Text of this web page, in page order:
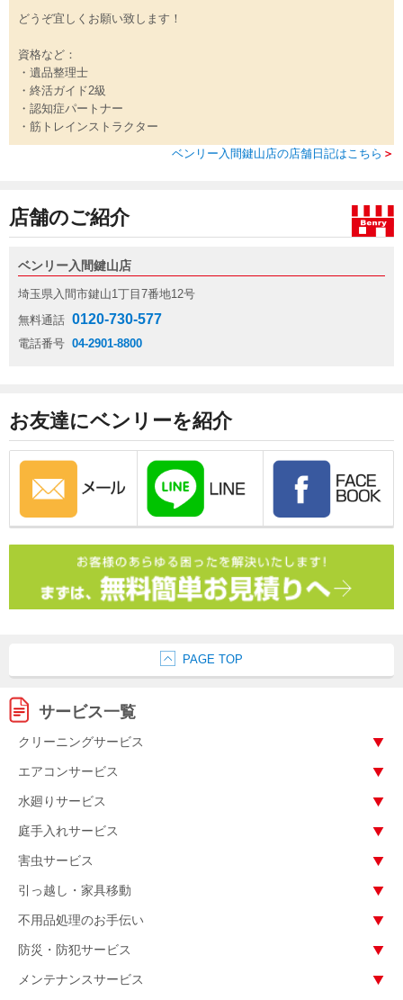
どうぞ宜しくお願い致します！
資格など：
・遺品整理士
・終活ガイド2級
・認知症パートナー
・筋トレインストラクター
ベンリー入間鍵山店の店舗日記はこちら ＞
店舗のご紹介
ベンリー入間鍵山店
埼玉県入間市鍵山1丁目7番地12号
無料通話 0120-730-577
電話番号 04-2901-8800
お友達にベンリーを紹介
PAGE TOP
サービス一覧
クリーニングサービス
エアコンサービス
水廻りサービス
庭手入れサービス
害虫サービス
引っ越し・家具移動
不用品処理のお手伝い
防災・防犯サービス
メンテナンスサービス